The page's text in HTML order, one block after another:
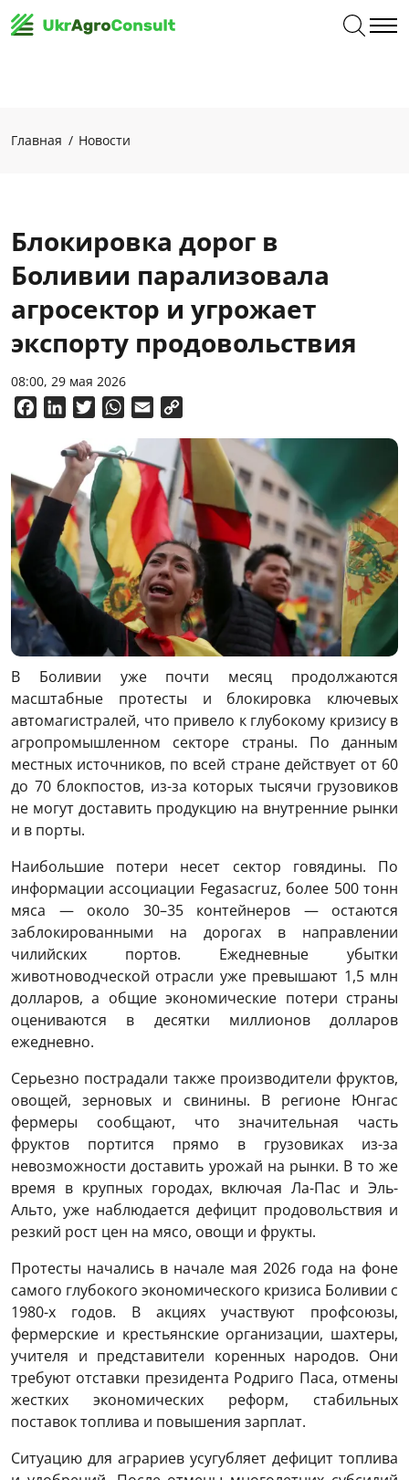
Главная Новости
Блокировка дорог в
Боливии парализовала
агросектор и угрожает
экспорту продовольствия
08:00, 29 мая 2026
FacebookLinkedInTwitterWhatsApp
Email
В Боливии уже почти месяц продолжаются
масштабные протесты и блокировка ключевых
автомагистралей, что привело к глубокому кризису в
агропромышленном секторе страны. По данным
местных источников, по всей стране действует от 60
до 70 блокпостов, из-за которых тысячи грузовиков
не могут доставить продукцию на внутренние рынки
и в порты.
Наибольшие потери несет сектор говядины. По
информации ассоциации Fegasacruz, более 500 тонн
мяса — около 30–35 контейнеров — остаются
заблокированными на дорогах в направлении
чилийских портов. Ежедневные убытки
животноводческой отрасли уже превышают 1,5 млн
долларов, а общие экономические потери страны
оцениваются в десятки миллионов долларов
ежедневно.
Серьезно пострадали также производители фруктов,
овощей, зерновых и свинины. В регионе Юнгас
фермеры сообщают, что значительная часть
фруктов портится прямо в грузовиках из-за
невозможности доставить урожай на рынки. В то же
время в крупных городах, включая Ла-Пас и Эль-
Альто, уже наблюдается дефицит продовольствия и
резкий рост цен на мясо, овощи и фрукты.
Протесты начались в начале мая 2026 года на фоне
самого глубокого экономического кризиса Боливии с
1980-х годов. В акциях участвуют профсоюзы,
фермерские и крестьянские организации, шахтеры,
учителя и представители коренных народов. Они
требуют отставки президента Родриго Паса, отмены
жестких экономических реформ, стабильных
поставок топлива и повышения зарплат.
Ситуацию для аграриев усугубляет дефицит топлива